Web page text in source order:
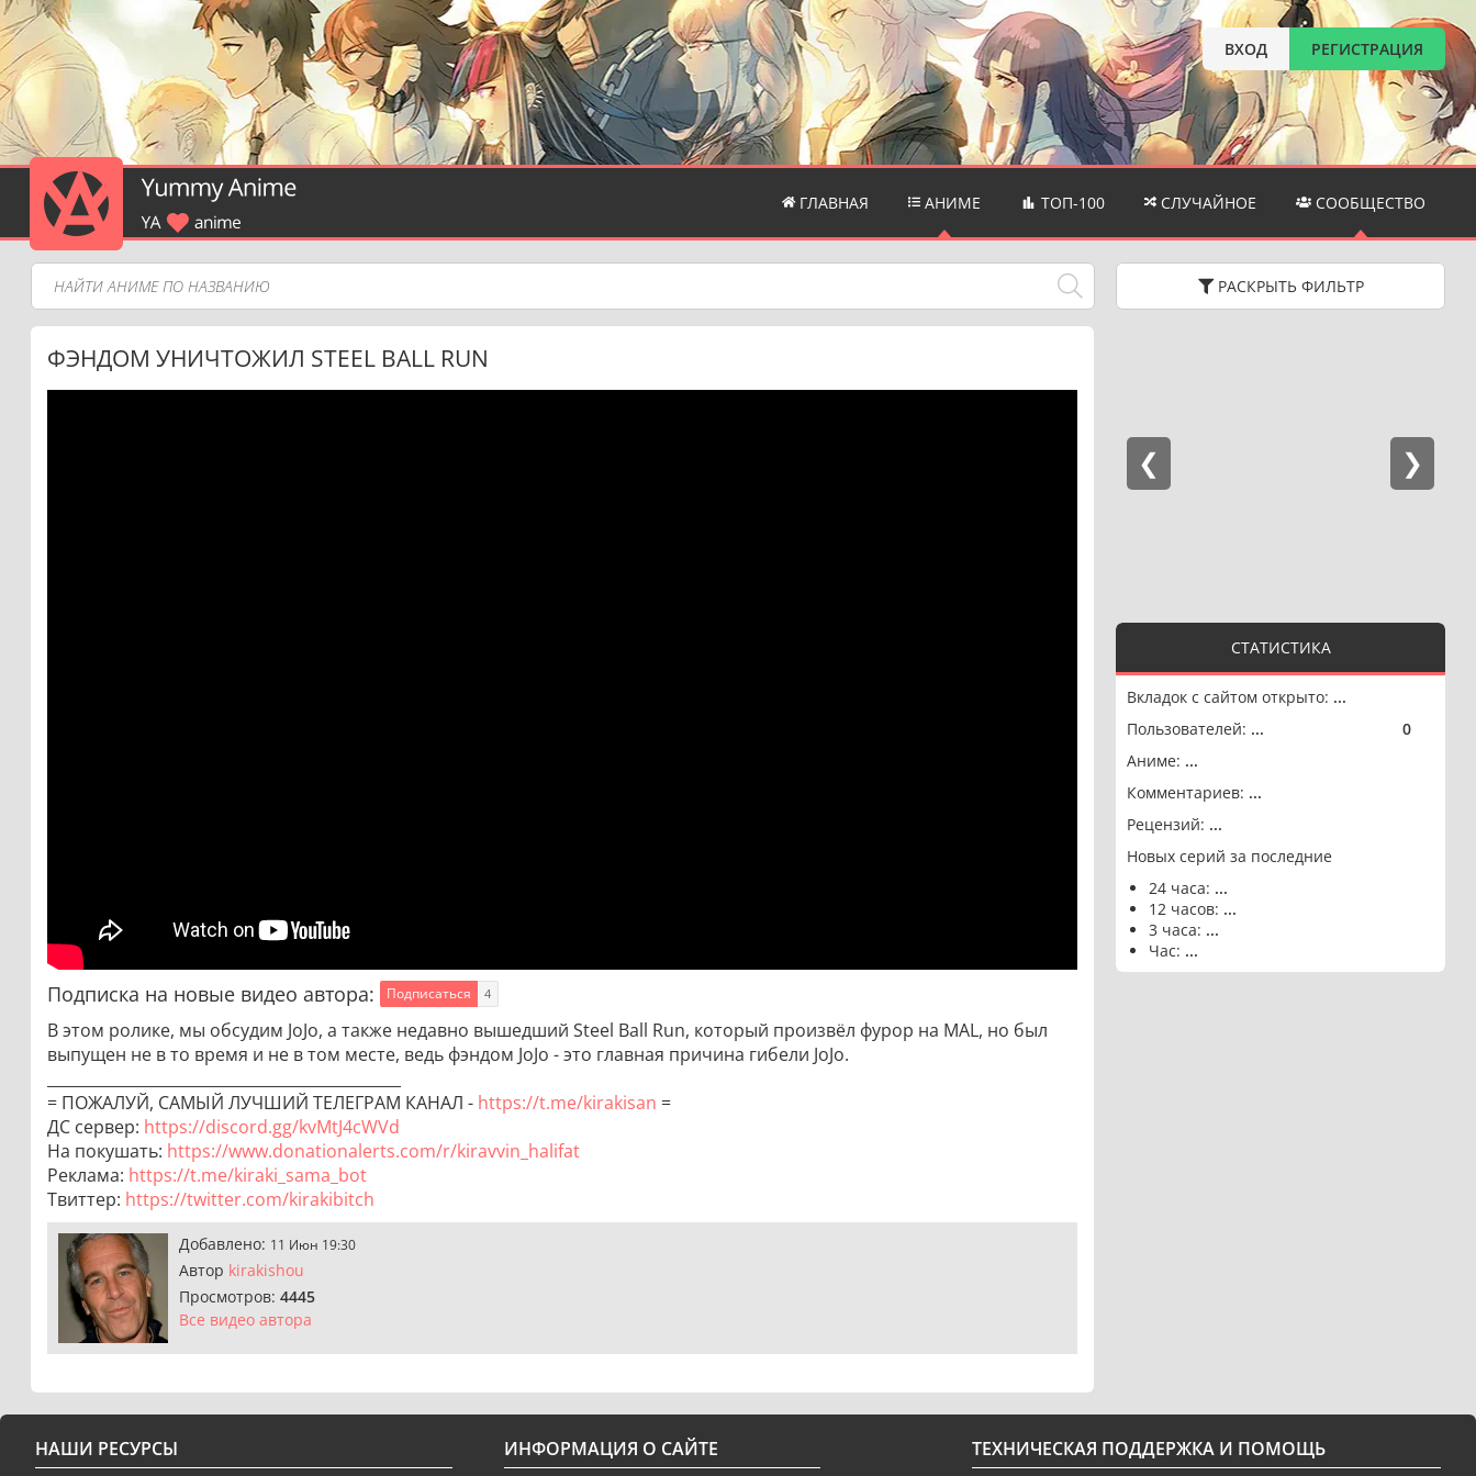
ВХОД РЕГИСТРАЦИЯ
ГЛАВНАЯ АНИМЕ ТОП-100 СЛУЧАЙНОЕ СООБЩЕСТВО
РАСКРЫТЬ ФИЛЬТР
СТАТИСТИКА
Вкладок с сайтом открыто: ...
Пользователей: ... 0
Аниме: ...
Комментариев: ...
Рецензий: ...
Новых серий за последние
24 часа: ...
12 часов: ...
3 часа: ...
Час: ...
ФЭНДОМ УНИЧТОЖИЛ STEEL BALL RUN
Подписка на новые видео автора: Подписаться 4
В этом ролике, мы обсудим JoJo, а также недавно вышедший Steel Ball Run, который произвёл фурор на MAL, но был
выпущен не в то время и не в том месте, ведь фэндом JoJo - это главная причина гибели JoJo.
= ПОЖАЛУЙ, САМЫЙ ЛУЧШИЙ ТЕЛЕГРАМ КАНАЛ - https://t.me/kirakisan =
ДС сервер: https://discord.gg/kvMtJ4cWVd
На покушать: https://www.donationalerts.com/r/kiravvin_halifat
Реклама: https://t.me/kiraki_sama_bot
Твиттер: https://twitter.com/kirakibitch
Добавлено: 11 Июн 19:30
Автор kirakishou
Просмотров: 4445
Все видео автора
НАШИ РЕСУРСЫ ИНФОРМАЦИЯ О САЙТЕ ТЕХНИЧЕСКАЯ ПОДДЕРЖКА И ПОМОЩЬ